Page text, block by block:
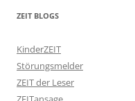
ZEIT BLOGS
KinderZEIT
Störungsmelder
ZEIT der Leser